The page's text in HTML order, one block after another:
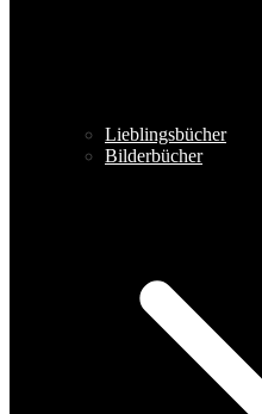
Lieblingsbücher
Bilderbücher